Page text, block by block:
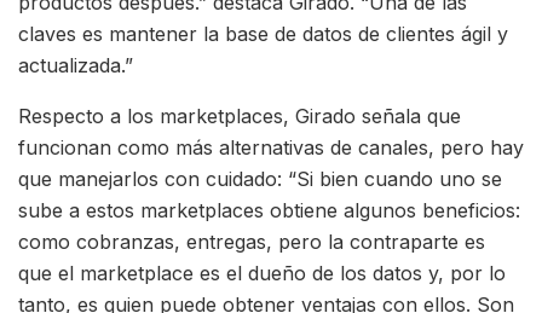
claves es mantener la base de datos de clientes ágil y
actualizada.”
Respecto a los marketplaces, Girado señala que
funcionan como más alternativas de canales, pero hay
que manejarlos con cuidado: “Si bien cuando uno se
sube a estos marketplaces obtiene algunos beneficios:
como cobranzas, entregas, pero la contraparte es
que el marketplace es el dueño de los datos y, por lo
tanto, es quien puede obtener ventajas con ellos. Son